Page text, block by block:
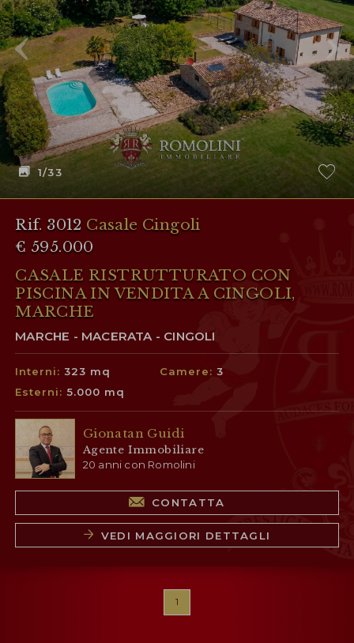
1/33
Rif. 3012 Casale Cingoli
€ 595.000
CASALE RISTRUTTURATO CON
PISCINA IN VENDITA A CINGOLI,
MARCHE
MARCHE - MACERATA - CINGOLI
Interni:323 mq Camere:3
Esterni:5.000 mq
Gionatan Guidi
Agente Immobiliare
20 anni con Romolini
CONTATTA
VEDI MAGGIORI DETTAGLI
1